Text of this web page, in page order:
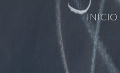
Skip to navigation
INICIO